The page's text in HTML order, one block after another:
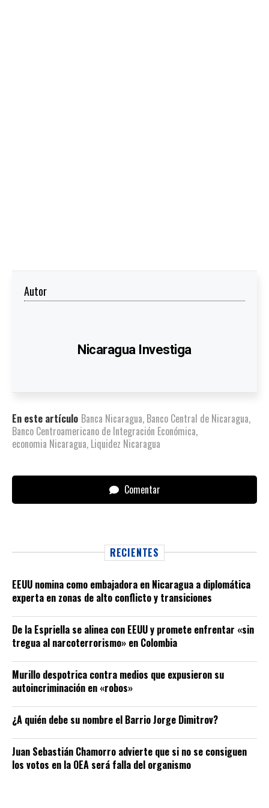
Autor
Nicaragua Investiga
En este artículo Banca Nicaragua, Banco Central de Nicaragua,
Banco Centroamericano de Integración Económica,
economia Nicaragua, Liquidez Nicaragua
Comentar
RECIENTES
EEUU nomina como embajadora en Nicaragua a diplomática
experta en zonas de alto conflicto y transiciones
De la Espriella se alinea con EEUU y promete enfrentar «sin
tregua al narcoterrorismo» en Colombia
Murillo despotrica contra medios que expusieron su
autoincriminación en «robos»
¿A quién debe su nombre el Barrio Jorge Dimitrov?
Juan Sebastián Chamorro advierte que si no se consiguen
los votos en la OEA será falla del organismo